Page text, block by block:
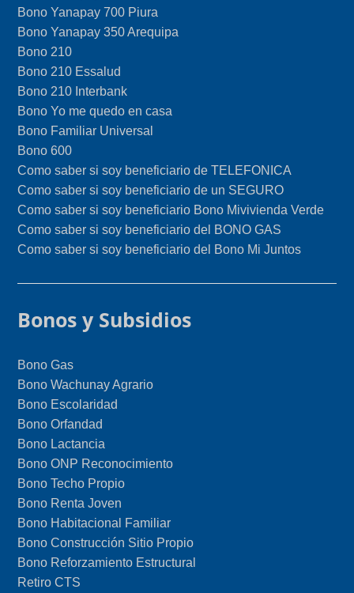
Bono Yanapay 700 Piura
Bono Yanapay 350 Arequipa
Bono 210
Bono 210 Essalud
Bono 210 Interbank
Bono Yo me quedo en casa
Bono Familiar Universal
Bono 600
Como saber si soy beneficiario de TELEFONICA
Como saber si soy beneficiario de un SEGURO
Como saber si soy beneficiario Bono Mivivienda Verde
Como saber si soy beneficiario del BONO GAS
Como saber si soy beneficiario del Bono Mi Juntos
Bonos y Subsidios
Bono Gas
Bono Wachunay Agrario
Bono Escolaridad
Bono Orfandad
Bono Lactancia
Bono ONP Reconocimiento
Bono Techo Propio
Bono Renta Joven
Bono Habitacional Familiar
Bono Construcción Sitio Propio
Bono Reforzamiento Estructural
Retiro CTS